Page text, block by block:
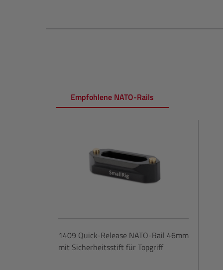
Empfohlene NATO-Rails
1409 Quick-Release NATO-Rail 46mm
mit Sicherheitsstift für Topgriff